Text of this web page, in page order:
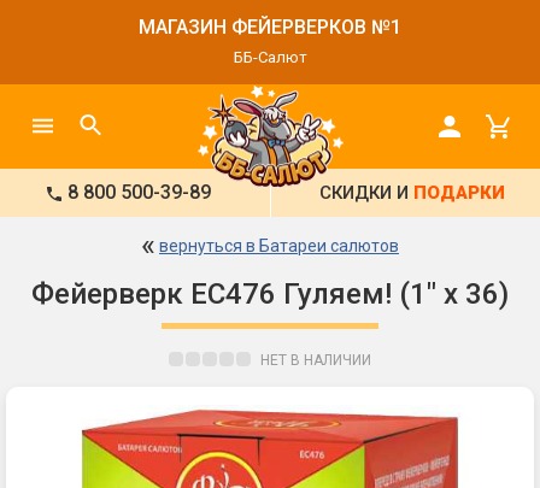
МАГАЗИН ФЕЙЕРВЕРКОВ №1
ББ-Салют
8 800 500-39-89 СКИДКИ И ПОДАРКИ
« вернуться в Батареи салютов
Фейерверк ЕС476 Гуляем! (1" х 36)
НЕТ В НАЛИЧИИ